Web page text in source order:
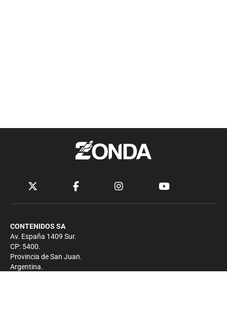
CONTENIDOS SA
Av. España 1409 Sur.
CP: 5400.
Provincia de San Juan.
Argentina.